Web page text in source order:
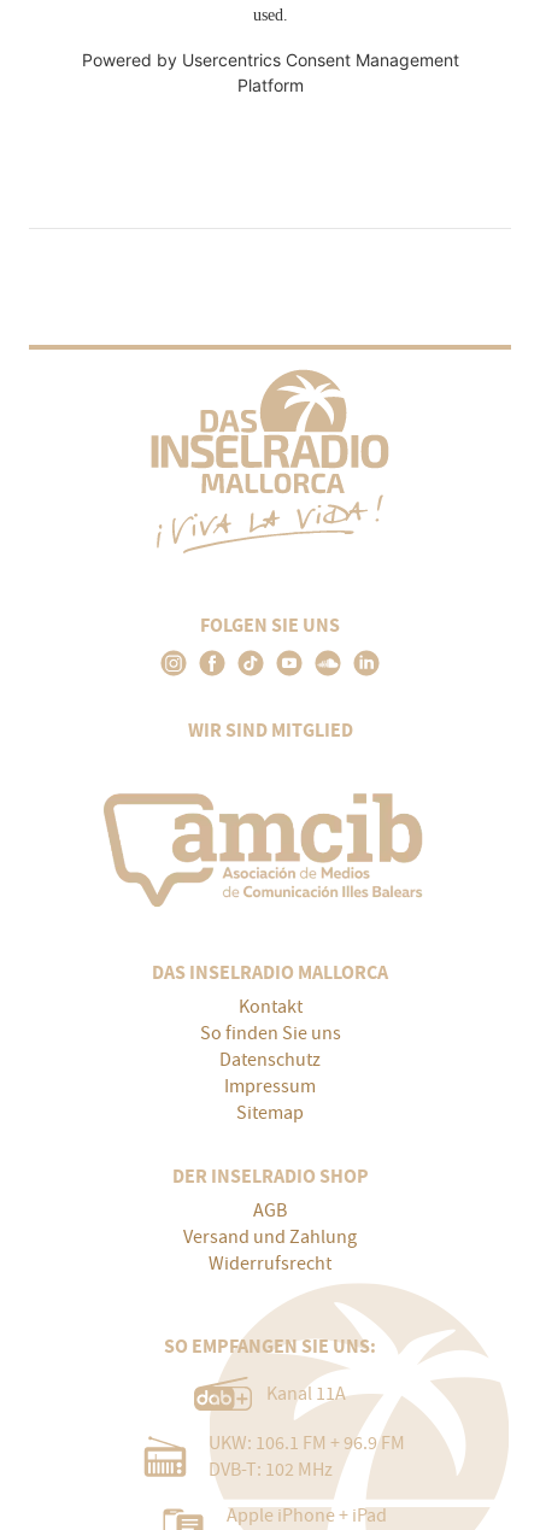
used.
Powered by Usercentrics Consent Management
Platform
FOLGEN SIE UNS
WIR SIND MITGLIED
DAS INSELRADIO MALLORCA
Kontakt
So finden Sie uns
Datenschutz
Impressum
Sitemap
DER INSELRADIO SHOP
AGB
Versand und Zahlung
Widerrufsrecht
SO EMPFANGEN SIE UNS:
Kanal 11A
UKW: 106.1 FM + 96.9 FM
DVB-T: 102 MHz
Apple iPhone + iPad